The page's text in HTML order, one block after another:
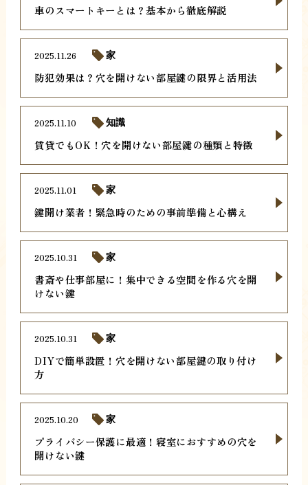
車のスマートキーとは？基本から徹底解説
防犯効果は？穴を開けない部屋鍵の限界と活用法
2025.11.26 家
賃貸でもOK！穴を開けない部屋鍵の種類と特徴
2025.11.10 知識
鍵開け業者！緊急時のための事前準備と心構え
2025.11.01 家
書斎や仕事部屋に！集中できる空間を作る穴を開
けない鍵
2025.10.31 家
DIYで簡単設置！穴を開けない部屋鍵の取り付け
方
2025.10.31 家
プライバシー保護に最適！寝室におすすめの穴を
開けない鍵
2025.10.20 家